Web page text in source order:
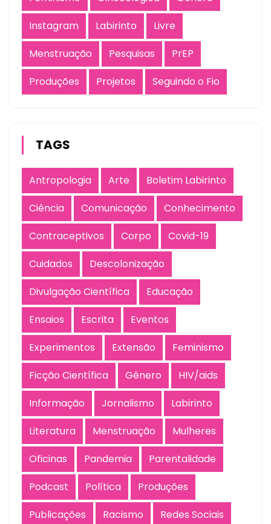
Instagram
Labirinto
Livre
Menstruação
Pesquisas
PrEP
Produções
Projetos Seguindo o Fio
TAGS
Antropologia Arte
Boletim Labirinto
Ciência
Comunicação
Conhecimento
Contraceptivos
Corpo
Covid-19
Cuidados
Descolonização
Divulgação Científica
Educação
Ensaios
Escrita
Eventos
Experimentos
Extensão
Feminismo
Ficção Científica
Gênero
HIV/aids
Informação
Jornalismo
Labirinto
Literatura
Menstruação
Mulheres
Oficinas
Pandemia
Parentalidade
Podcast
Política
Produções
Publicações
Racismo
Redes Sociais